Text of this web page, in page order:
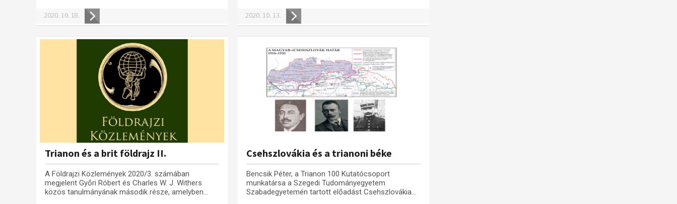
2020. 10. 18. 2020. 10. 13.
Trianon és a brit földrajz II.
A Földrajzi Közlemények 2020/3. számában
megjelent Győri Róbert és Charles W. J. Withers
közös tanulmányának második része, amelyben...
Csehszlovákia és a trianoni béke
Bencsik Péter, a Trianon 100 Kutatócsoport
munkatársa a Szegedi Tudományegyetem
Szabadegyetemén tartott előadást Csehszlovákia...